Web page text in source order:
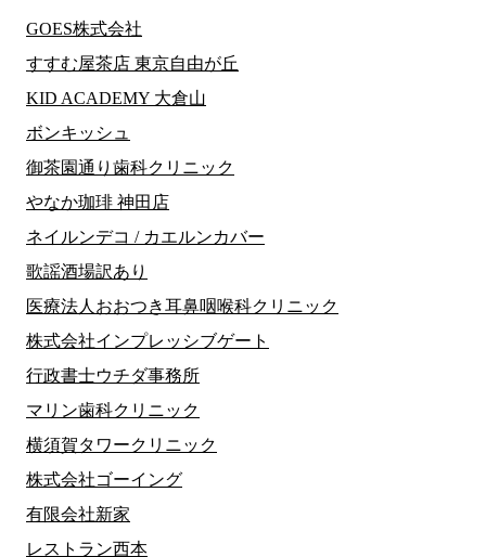
GOES株式会社
すすむ屋茶店 東京自由が丘
KID ACADEMY 大倉山
ボンキッシュ
御茶園通り歯科クリニック
やなか珈琲 神田店
ネイルンデコ / カエルンカバー
歌謡酒場訳あり
医療法人おおつき耳鼻咽喉科クリニック
株式会社インプレッシブゲート
行政書士ウチダ事務所
マリン歯科クリニック
横須賀タワークリニック
株式会社ゴーイング
有限会社新家
レストラン西本